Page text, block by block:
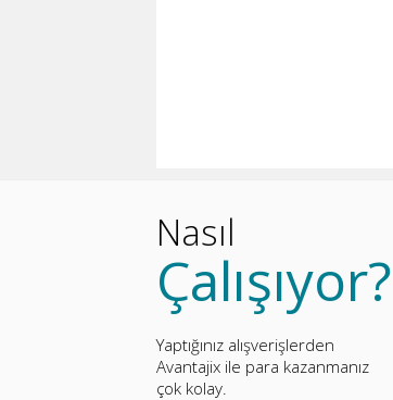
Nasıl
Çalışıyor?
Yaptığınız alışverişlerden
Avantajix ile para kazanmanız
çok kolay.